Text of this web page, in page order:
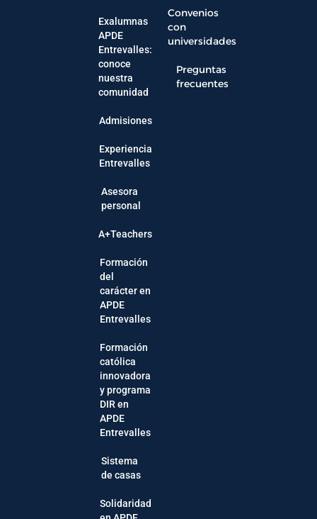
Exalumnas
APDE
Entrevalles:
conoce
nuestra
comunidad
Admisiones
Experiencia
Entrevalles
Asesora
personal
A+Teachers
Formación
del
carácter en
APDE
Entrevalles
Formación
católica
innovadora
y programa
DIR en
APDE
Entrevalles
Sistema
de casas
Solidaridad
Convenios
con
universidades
Preguntas
frecuentes